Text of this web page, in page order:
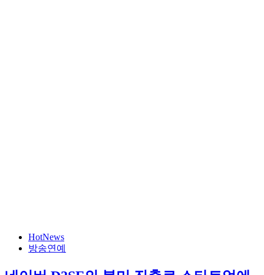
HotNews
방송연예